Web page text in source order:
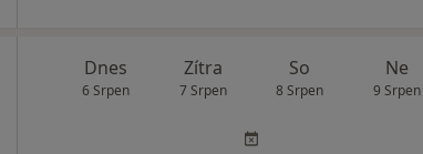
Dnes
6 Srpen
Zítra
7 Srpen
So
8 Srpen
Ne
9 Srpen